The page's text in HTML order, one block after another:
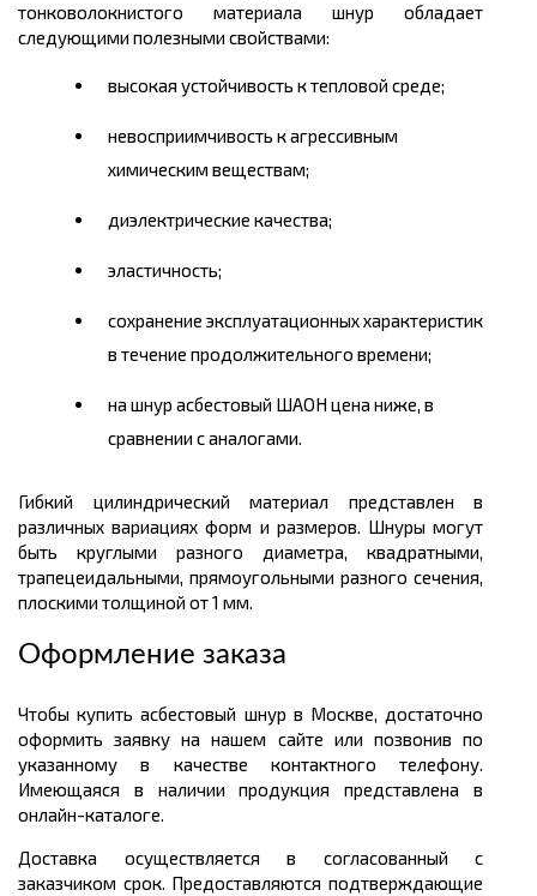
тонковолокнистого материала шнур обладает
следующими полезными свойствами:
высокая устойчивость к тепловой среде;
невосприимчивость к агрессивным
химическим веществам;
диэлектрические качества;
эластичность;
сохранение эксплуатационных характеристик
в течение продолжительного времени;
на шнур асбестовый ШАОН цена ниже, в
сравнении с аналогами.
Гибкий цилиндрический материал представлен в
различных вариациях форм и размеров. Шнуры могут
быть круглыми разного диаметра, квадратными,
трапецеидальными, прямоугольными разного сечения,
плоскими толщиной от 1 мм.
Оформление заказа
Чтобы купить асбестовый шнур в Москве, достаточно
оформить заявку на нашем сайте или позвонив по
указанному в качестве контактного телефону.
Имеющаяся в наличии продукция представлена в
онлайн-каталоге.
Доставка осуществляется в согласованный с
заказчиком срок. Предоставляются подтверждающие